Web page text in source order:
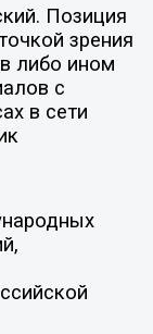
Позиция
зрения
либо ином
с
в сети